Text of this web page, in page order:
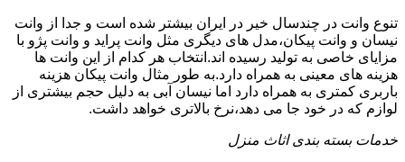
تنوع وانت در چندسال خیر در ایران بیشتر شده است و جدا از وانت
نیسان و وانت پیکان،مدل های دیگری مثل وانت پراید و وانت پژو با
مزایای خاصی به تولید رسیده اند.انتخاب هر کدام از این وانت ها
هزینه های معینی به همراه دارد.به طور مثال وانت پیکان هزینه
باربری کمتری به همراه دارد اما نیسان آبی به دلیل حجم بیشتری از
لوازم که در خود جا می دهد،نرخ بالاتری خواهد داشت.
خدمات بسته بندی اثاث منزل